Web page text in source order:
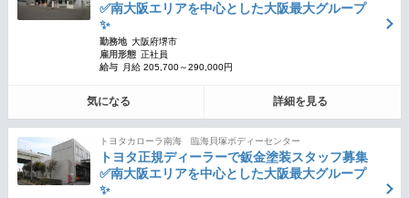
✅南大阪エリアを中心とした大阪最大グループ
✨
勤務地 大阪府堺市
雇用形態 正社員
給与
月給 205,700～290,000円
気になる 詳細を見る
トヨタカローラ南海 臨海貝塚ボディーセンター
トヨタ正規ディーラーで鈑金塗装スタッフ募集
✅南大阪エリアを中心とした大阪最大グループ
✨